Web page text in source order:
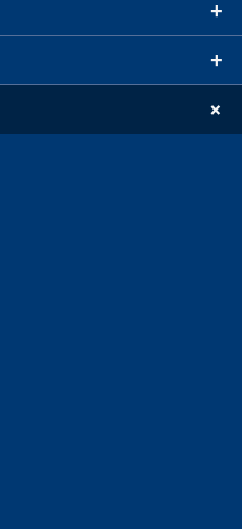
+
+
+